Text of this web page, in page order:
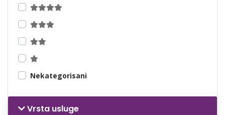
Nekategorisani
Vrsta usluge